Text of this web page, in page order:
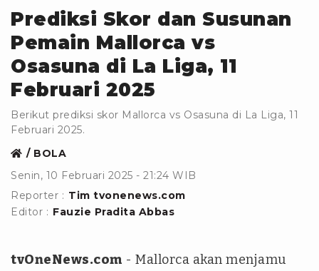
Prediksi Skor dan Susunan
Pemain Mallorca vs
Osasuna di La Liga, 11
Februari 2025
Berikut prediksi skor Mallorca vs Osasuna di La Liga, 11
Februari 2025.
BOLA
Senin, 10 Februari 2025 - 21:24 WIB
Reporter : Tim tvonenews.com
Editor : Fauzie Pradita Abbas
tvOneNews.com - Mallorca akan menjamu